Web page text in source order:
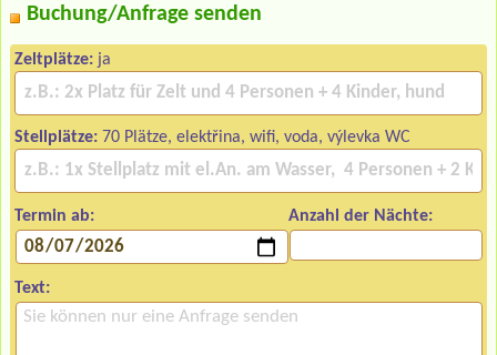
Buchung/Anfrage senden
Zeltplätze: ja
Stellplätze: 70 Plätze, elektřina, wifi, voda, výlevka WC
Termin ab: Anzahl der Nächte:
Text: